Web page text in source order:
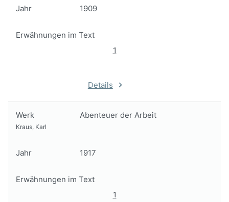
Jahr 1909
Erwähnungen im Text
1
Details
Werk Abenteuer der Arbeit
Kraus, Karl
Jahr 1917
Erwähnungen im Text
1